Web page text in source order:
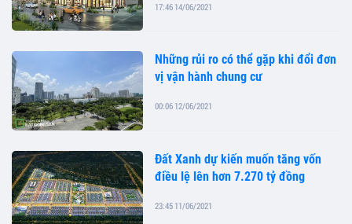
17:46 14/06/2021
Những rủi ro có thể gặp khi đổi đơn
vị vận hành chung cư
00:06 12/06/2021
Đất Xanh dự kiến muốn tăng vốn
điều lệ lên hơn 7.270 tỷ đồng
23:45 11/06/2021